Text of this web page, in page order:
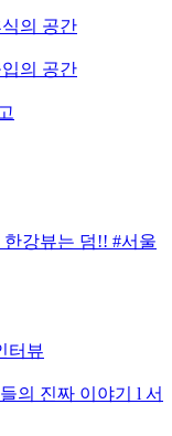
의 공간
의 공간
강뷰는 덤!! #서울
터뷰
의 진짜 이야기 l 서